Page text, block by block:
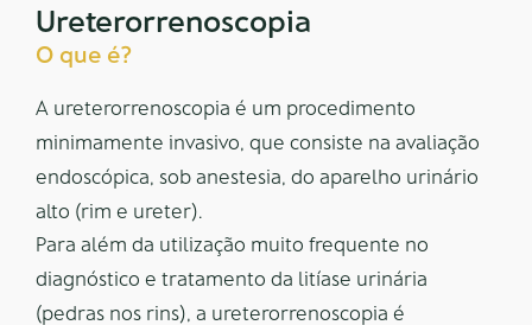
Ureterorrenoscopia
O que é?
A ureterorrenoscopia é um procedimento
minimamente invasivo, que consiste na avaliação
endoscópica, sob anestesia, do aparelho urinário
alto (rim e ureter).
Para além da utilização muito frequente no
diagnóstico e tratamento da litíase urinária
(pedras nos rins), a ureterorrenoscopia é